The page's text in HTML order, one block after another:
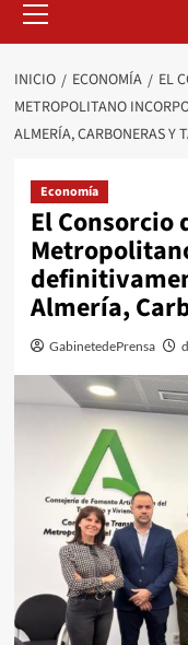
primario
INICIO ECONOMÍA
EL
METROPOLITANO
ALMERÍA, CARBONERAS Y
Economía
El Consorcio
Almería,
GabinetedePrensa